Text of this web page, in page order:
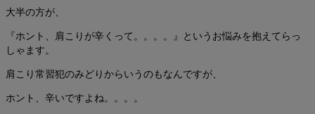
大半の方が、
『ホント、肩こりが辛くって。。。。』というお悩みを抱えてらっ
しゃます。
肩こり常習犯のみどりからいうのもなんですが、
ホント、辛いですよね。。。。